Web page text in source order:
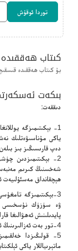
توردا ئوقۇش
كىتاب ھەققىدە
بۇ كىتاب ھەققىدە
بىكەت
دىققەت:
1- بېكىتىمىزگە
ياكى مۇناسىۋەتلىك
دەپ قارىسىڭىز بىز
2- بېكىتىمىزدىن
شەخسنىڭ كىرىم
ھېچقانداق مەسئۇلىيەت
3-بېكىتىمىزگە
ۋە سۈزۈك نۇسخىسى
پايدىلىنىش ئەھۋالىغا
4-تور بەت ئەزالىرىنىڭ ئۇچۇر بىخەتەرلىكى ئالاھىدە قوغدىلىدۇ.
5- قولىڭىزدا
ماتېرىياللار ياكى